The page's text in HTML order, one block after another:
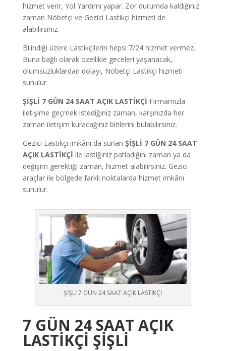
hizmet verir, Yol Yardımı yapar. Zor durumda kaldığınız
zaman Nöbetçi ve Gezici Lastikçi hizmeti de
alabilirsiniz.
Bilindiği üzere Lastikçilerin hepsi 7/24 hizmet vermez.
Buna bağlı olarak özellikle geceleri yaşanacak,
olumsuzluklardan dolayı, Nöbetçi Lastikçi hizmeti
sunulur.
ŞİŞLİ 7 GÜN 24 SAAT AÇIK LASTİKÇİ Firmamızla
iletişime geçmek istediğiniz zaman, karşınızda her
zaman iletişim kuracağınız birilerini bulabilirsiniz.
Gezici Lastikçi imkânı da sunan ŞİŞLİ 7 GÜN 24 SAAT
AÇIK LASTİKÇİ ile lastiğiniz patladığını zaman ya da
değişim gerektiği zaman, hizmet alabilirsiniz. Gezici
araçlar ile bölgede farklı noktalarda hizmet imkânı
sunulur.
ŞİŞLİ 7 GÜN 24 SAAT AÇIK LASTİKÇİ
7 GÜN 24 SAAT AÇIK
LASTİKÇİ ŞİŞLİ